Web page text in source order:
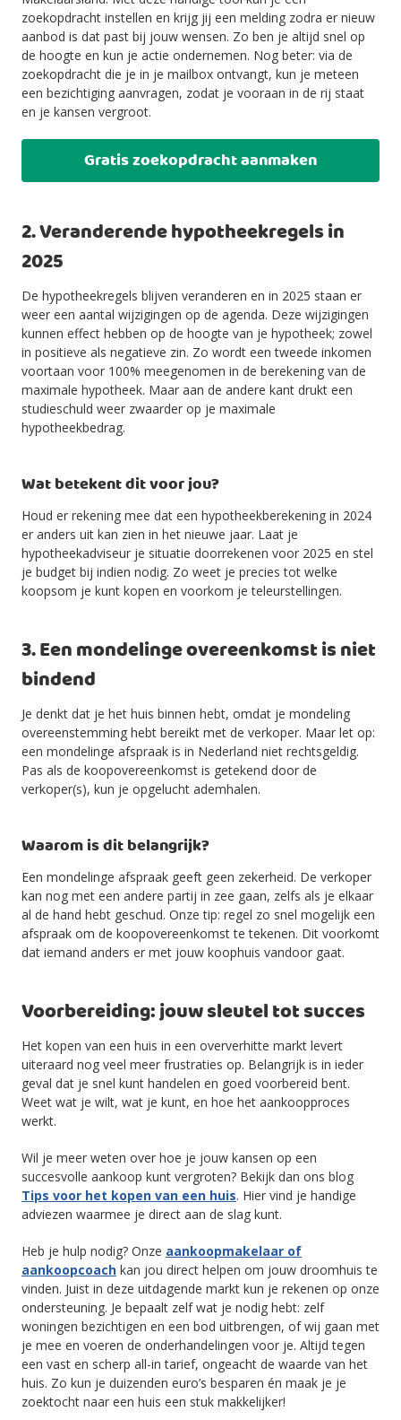
zoekopdracht instellen en krijg jij een melding zodra er nieuw
aanbod is dat past bij jouw wensen. Zo ben je altijd snel op
de hoogte en kun je actie ondernemen. Nog beter: via de
zoekopdracht die je in je mailbox ontvangt, kun je meteen
een bezichtiging aanvragen, zodat je vooraan in de rij staat
en je kansen vergroot.
Gratis zoekopdracht aanmaken
2. Veranderende hypotheekregels in
2025
De hypotheekregels blijven veranderen en in 2025 staan er
weer een aantal wijzigingen op de agenda. Deze wijzigingen
kunnen effect hebben op de hoogte van je hypotheek; zowel
in positieve als negatieve zin. Zo wordt een tweede inkomen
voortaan voor 100% meegenomen in de berekening van de
maximale hypotheek. Maar aan de andere kant drukt een
studieschuld weer zwaarder op je maximale
hypotheekbedrag.
Wat betekent dit voor jou?
Houd er rekening mee dat een hypotheekberekening in 2024
er anders uit kan zien in het nieuwe jaar. Laat je
hypotheekadviseur je situatie doorrekenen voor 2025 en stel
je budget bij indien nodig. Zo weet je precies tot welke
koopsom je kunt kopen en voorkom je teleurstellingen.
3. Een mondelinge overeenkomst is niet
bindend
Je denkt dat je het huis binnen hebt, omdat je mondeling
overeenstemming hebt bereikt met de verkoper. Maar let op:
een mondelinge afspraak is in Nederland niet rechtsgeldig.
Pas als de koopovereenkomst is getekend door de
verkoper(s), kun je opgelucht ademhalen.
Waarom is dit belangrijk?
Een mondelinge afspraak geeft geen zekerheid. De verkoper
kan nog met een andere partij in zee gaan, zelfs als je elkaar
al de hand hebt geschud. Onze tip: regel zo snel mogelijk een
afspraak om de koopovereenkomst te tekenen. Dit voorkomt
dat iemand anders er met jouw koophuis vandoor gaat.
Voorbereiding: jouw sleutel tot succes
Het kopen van een huis in een oververhitte markt levert
uiteraard nog veel meer frustraties op. Belangrijk is in ieder
geval dat je snel kunt handelen en goed voorbereid bent.
Weet wat je wilt, wat je kunt, en hoe het aankoopproces
werkt.
Wil je meer weten over hoe je jouw kansen op een
succesvolle aankoop kunt vergroten? Bekijk dan ons blog
Tips voor het kopen van een huis. Hier vind je handige
adviezen waarmee je direct aan de slag kunt.
Heb je hulp nodig? Onze aankoopmakelaar of
aankoopcoach kan jou direct helpen om jouw droomhuis te
vinden. Juist in deze uitdagende markt kun je rekenen op onze
ondersteuning. Je bepaalt zelf wat je nodig hebt: zelf
woningen bezichtigen en een bod uitbrengen, of wij gaan met
je mee en voeren de onderhandelingen voor je. Altijd tegen
een vast en scherp all-in tarief, ongeacht de waarde van het
huis. Zo kun je duizenden euro’s besparen én maak je je
zoektocht naar een huis een stuk makkelijker!